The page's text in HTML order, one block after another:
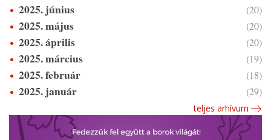
2025. június (20)
2025. május (20)
2025. április (20)
2025. március (19)
2025. február (18)
2025. január (29)
teljes arhívum